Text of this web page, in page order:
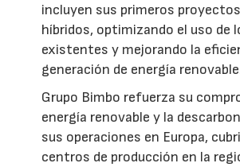
incluyen sus primeros
híbridos, optimizando el uso de
existentes y mejorando la
generación de energía
Grupo Bimbo refuerza su
energía renovable y la
sus operaciones en Europa,
centros de producción en la